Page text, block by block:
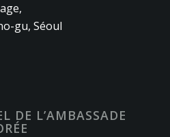
gu, Séoul
DE L’AMBASSADE